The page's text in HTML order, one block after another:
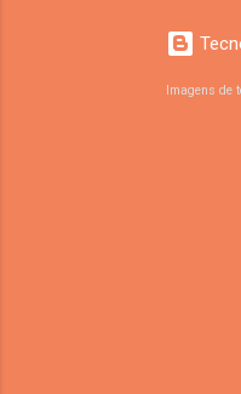
Imagens de